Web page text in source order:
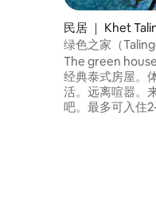
民居 ｜ Khet
绿色之家（
The green
经典泰式房屋。
活。远离喧嚣。
吧。最多可入住2-5人。 3间卧